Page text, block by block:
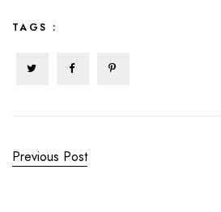
TAGS :
Previous Post